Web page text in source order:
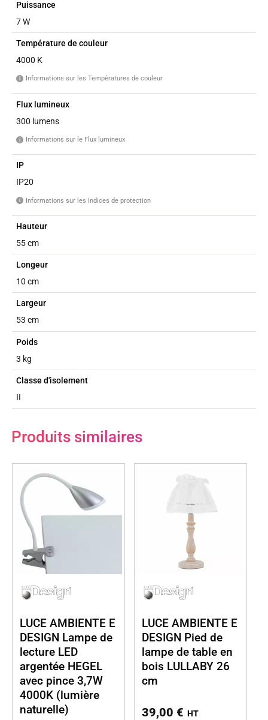
Puissance
7 W
Température de couleur
4000 K
i Informations sur les Températures de couleur
Flux lumineux
300 lumens
i Informations sur le Flux lumineux
IP
IP20
i Informations sur les Indices de protection
Hauteur
55 cm
Longeur
10 cm
Largeur
53 cm
Poids
3 kg
Classe d'isolement
II
Produits similaires
LUCE AMBIENTE E
DESIGN Lampe de
lecture LED
argentée HEGEL
avec pince 3,7W
4000K (lumière
naturelle)
LUCE AMBIENTE E
DESIGN Pied de
lampe de table en
bois LULLABY 26
cm
39,00 € HT